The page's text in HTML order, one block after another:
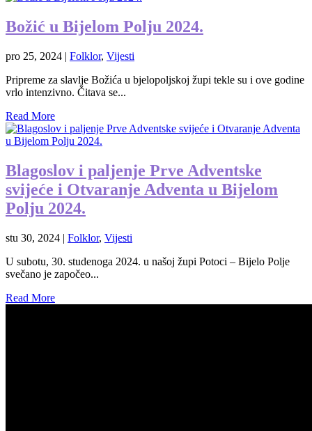
Božić u Bijelom Polju 2024.
pro 25, 2024 | Folklor, Vijesti
Pripreme za slavlje Božića u bjelopoljskoj župi tekle su i ove godine
vrlo intenzivno. Čitava se...
Read More
Blagoslov i paljenje Prve Adventske
svijeće i Otvaranje Adventa u Bijelom
Polju 2024.
stu 30, 2024 | Folklor, Vijesti
U subotu, 30. studenoga 2024. u našoj župi Potoci – Bijelo Polje
svečano je započeo...
Read More